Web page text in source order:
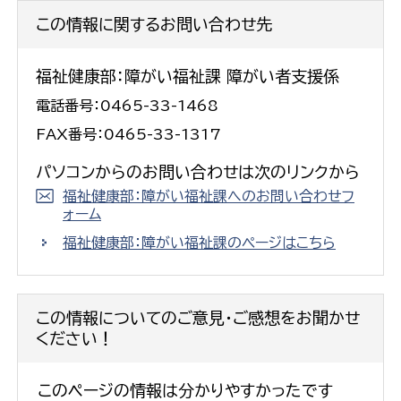
この情報に関するお問い合わせ先
福祉健康部：障がい福祉課 障がい者支援係
電話番号：0465-33-1468
FAX番号：0465-33-1317
パソコンからのお問い合わせは次のリンクから
福祉健康部：障がい福祉課へのお問い合わせフ
ォーム
福祉健康部：障がい福祉課のページはこちら
この情報についてのご意見・ご感想をお聞かせ
ください！
このページの情報は分かりやすかったです